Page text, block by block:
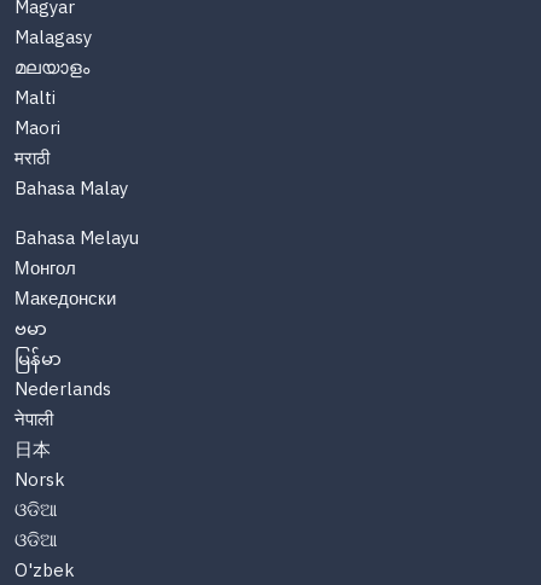
Magyar
Malagasy
മലയാളം
Malti
Maori
मराठी
Bahasa Malay
Bahasa Melayu
Монгол
Македонски
ဗမာ
မြန်မာ
Nederlands
नेपाली
日本
Norsk
ଓଡିଆ
ଓଡିଆ
O'zbek